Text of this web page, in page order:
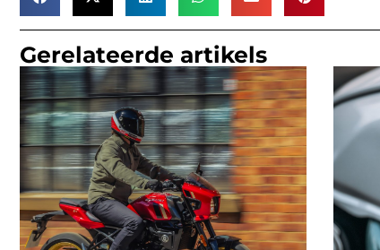
Gerelateerde artikels